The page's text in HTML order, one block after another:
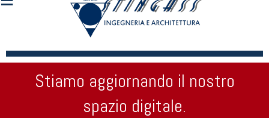
Stiamo aggiornando il nostro
spazio digitale.